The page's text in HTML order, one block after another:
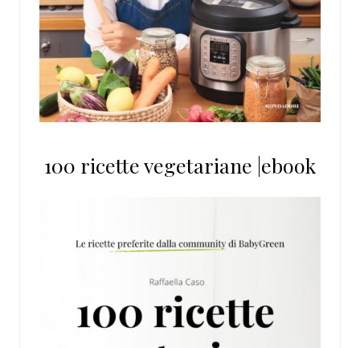
100 ricette vegetariane |ebook